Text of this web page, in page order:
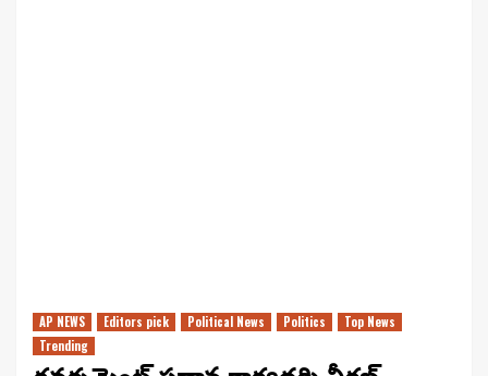
AP NEWS Editors pick Political News Politics
Top News
Trending